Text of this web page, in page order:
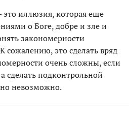
это иллюзия, которая еще
о Боге, добре и зле и
закономерности
сожалению, это сделать вряд
очень сложны, если
сделать подконтрольной
невозможно.